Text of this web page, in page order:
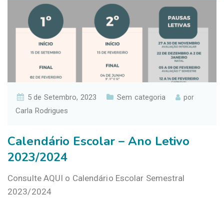
5 de Setembro, 2023 Sem categoria por
Carla Rodrigues
Calendário Escolar – Ano Letivo
2023/2024
Consulte AQUI o Calendário Escolar Semestral
2023/2024